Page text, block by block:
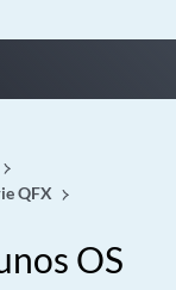
QFX
OS